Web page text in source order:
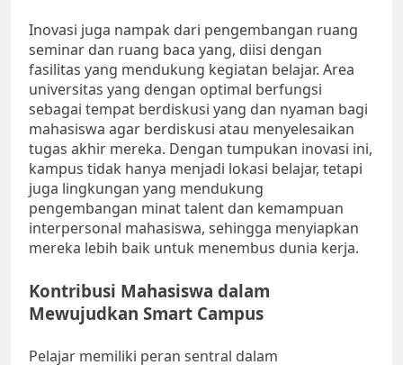
Inovasi juga nampak dari pengembangan ruang
seminar dan ruang baca yang, diisi dengan
fasilitas yang mendukung kegiatan belajar. Area
universitas yang dengan optimal berfungsi
sebagai tempat berdiskusi yang dan nyaman bagi
mahasiswa agar berdiskusi atau menyelesaikan
tugas akhir mereka. Dengan tumpukan inovasi ini,
kampus tidak hanya menjadi lokasi belajar, tetapi
juga lingkungan yang mendukung
pengembangan minat talent dan kemampuan
interpersonal mahasiswa, sehingga menyiapkan
mereka lebih baik untuk menembus dunia kerja.
Kontribusi Mahasiswa dalam
Mewujudkan Smart Campus
Pelajar memiliki peran sentral dalam